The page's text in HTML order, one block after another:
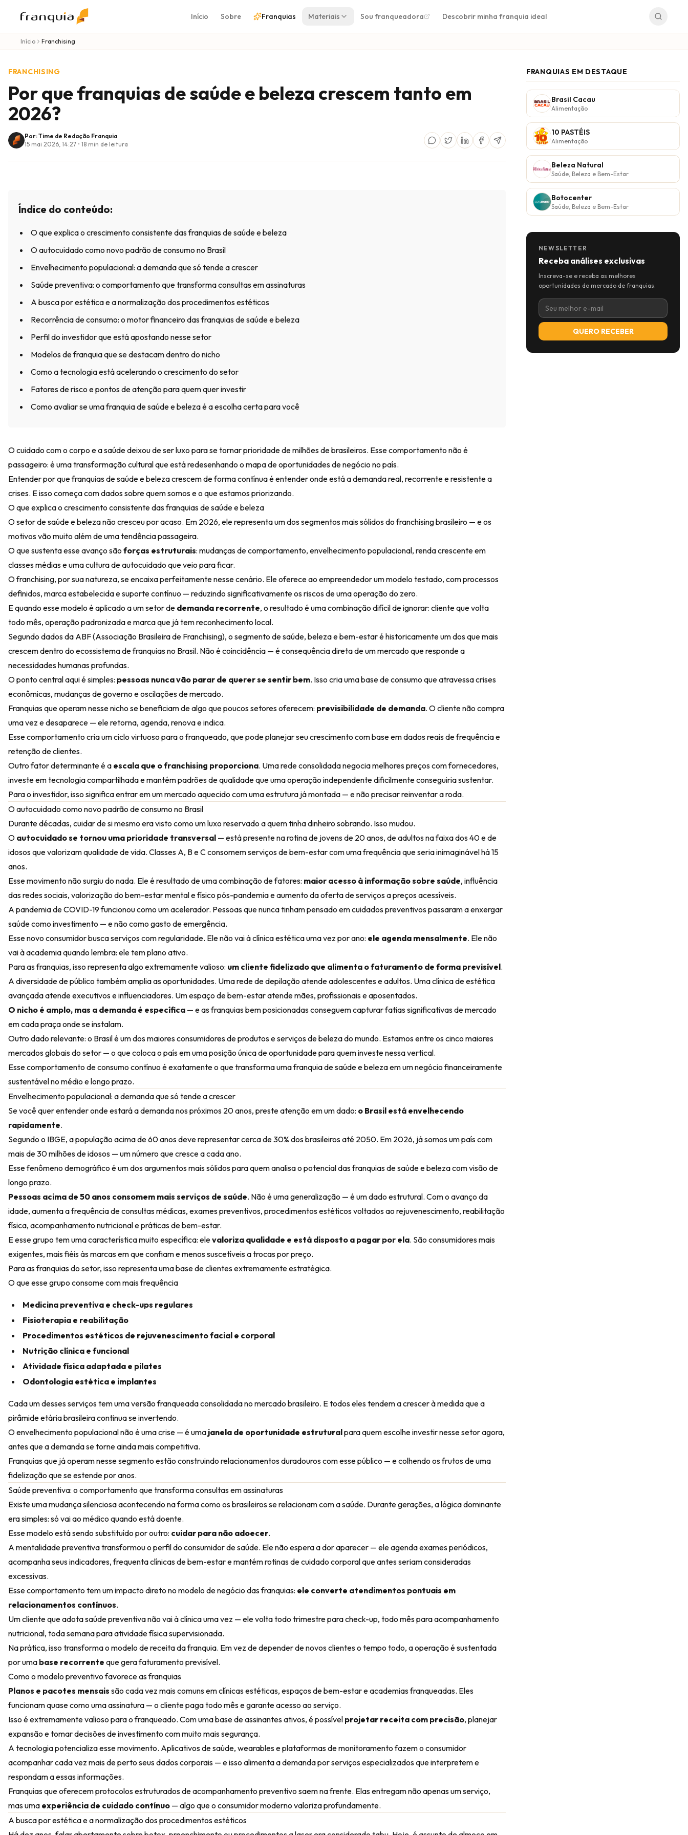
Início Sobre Franquias Materiais Sou franqueadora Descobrir minha franquia ideal
Início Franchising
FRANCHISING
Por que franquias de saúde e beleza crescem tanto em
2026?
Por: Time de Redação Franquia
15 mai 2026, 14:27 • 18 min de leitura
Índice do conteúdo:
O que explica o crescimento consistente das franquias de saúde e beleza
O autocuidado como novo padrão de consumo no Brasil
Envelhecimento populacional: a demanda que só tende a crescer
Saúde preventiva: o comportamento que transforma consultas em assinaturas
A busca por estética e a normalização dos procedimentos estéticos
Recorrência de consumo: o motor financeiro das franquias de saúde e beleza
Perfil do investidor que está apostando nesse setor
Modelos de franquia que se destacam dentro do nicho
Como a tecnologia está acelerando o crescimento do setor
Fatores de risco e pontos de atenção para quem quer investir
Como avaliar se uma franquia de saúde e beleza é a escolha certa para você
O cuidado com o corpo e a saúde deixou de ser luxo para se tornar prioridade de milhões de brasileiros. Esse comportamento não é
passageiro: é uma transformação cultural que está redesenhando o mapa de oportunidades de negócio no país.
Entender por que franquias de saúde e beleza crescem de forma contínua é entender onde está a demanda real, recorrente e resistente a
crises. E isso começa com dados sobre quem somos e o que estamos priorizando.
O que explica o crescimento consistente das franquias de saúde e beleza
O setor de saúde e beleza não cresceu por acaso. Em 2026, ele representa um dos segmentos mais sólidos do franchising brasileiro — e os
motivos vão muito além de uma tendência passageira.
O que sustenta esse avanço são forças estruturais: mudanças de comportamento, envelhecimento populacional, renda crescente em
classes médias e uma cultura de autocuidado que veio para ficar.
O franchising, por sua natureza, se encaixa perfeitamente nesse cenário. Ele oferece ao empreendedor um modelo testado, com processos
definidos, marca estabelecida e suporte contínuo — reduzindo significativamente os riscos de uma operação do zero.
E quando esse modelo é aplicado a um setor de demanda recorrente, o resultado é uma combinação difícil de ignorar: cliente que volta
todo mês, operação padronizada e marca que já tem reconhecimento local.
Segundo dados da ABF (Associação Brasileira de Franchising), o segmento de saúde, beleza e bem-estar é historicamente um dos que mais
crescem dentro do ecossistema de franquias no Brasil. Não é coincidência — é consequência direta de um mercado que responde a
necessidades humanas profundas.
O ponto central aqui é simples: pessoas nunca vão parar de querer se sentir bem. Isso cria uma base de consumo que atravessa crises
econômicas, mudanças de governo e oscilações de mercado.
Franquias que operam nesse nicho se beneficiam de algo que poucos setores oferecem: previsibilidade de demanda. O cliente não compra
uma vez e desaparece — ele retorna, agenda, renova e indica.
Esse comportamento cria um ciclo virtuoso para o franqueado, que pode planejar seu crescimento com base em dados reais de frequência e
retenção de clientes.
Outro fator determinante é a escala que o franchising proporciona. Uma rede consolidada negocia melhores preços com fornecedores,
investe em tecnologia compartilhada e mantém padrões de qualidade que uma operação independente dificilmente conseguiria sustentar.
Para o investidor, isso significa entrar em um mercado aquecido com uma estrutura já montada — e não precisar reinventar a roda.
O autocuidado como novo padrão de consumo no Brasil
Durante décadas, cuidar de si mesmo era visto como um luxo reservado a quem tinha dinheiro sobrando. Isso mudou.
O autocuidado se tornou uma prioridade transversal — está presente na rotina de jovens de 20 anos, de adultos na faixa dos 40 e de
idosos que valorizam qualidade de vida. Classes A, B e C consomem serviços de bem-estar com uma frequência que seria inimaginável há 15
anos.
Esse movimento não surgiu do nada. Ele é resultado de uma combinação de fatores: maior acesso à informação sobre saúde, influência
das redes sociais, valorização do bem-estar mental e físico pós-pandemia e aumento da oferta de serviços a preços acessíveis.
A pandemia de COVID-19 funcionou como um acelerador. Pessoas que nunca tinham pensado em cuidados preventivos passaram a enxergar
saúde como investimento — e não como gasto de emergência.
Esse novo consumidor busca serviços com regularidade. Ele não vai à clínica estética uma vez por ano: ele agenda mensalmente. Ele não
vai à academia quando lembra: ele tem plano ativo.
Para as franquias, isso representa algo extremamente valioso: um cliente fidelizado que alimenta o faturamento de forma previsível.
A diversidade de público também amplia as oportunidades. Uma rede de depilação atende adolescentes e adultos. Uma clínica de estética
avançada atende executivos e influenciadores. Um espaço de bem-estar atende mães, profissionais e aposentados.
O nicho é amplo, mas a demanda é específica — e as franquias bem posicionadas conseguem capturar fatias significativas de mercado
em cada praça onde se instalam.
Outro dado relevante: o Brasil é um dos maiores consumidores de produtos e serviços de beleza do mundo. Estamos entre os cinco maiores
mercados globais do setor — o que coloca o país em uma posição única de oportunidade para quem investe nessa vertical.
Esse comportamento de consumo contínuo é exatamente o que transforma uma franquia de saúde e beleza em um negócio financeiramente
sustentável no médio e longo prazo.
Envelhecimento populacional: a demanda que só tende a crescer
Se você quer entender onde estará a demanda nos próximos 20 anos, preste atenção em um dado: o Brasil está envelhecendo
rapidamente.
Segundo o IBGE, a população acima de 60 anos deve representar cerca de 30% dos brasileiros até 2050. Em 2026, já somos um país com
mais de 30 milhões de idosos — um número que cresce a cada ano.
Esse fenômeno demográfico é um dos argumentos mais sólidos para quem analisa o potencial das franquias de saúde e beleza com visão de
longo prazo.
Pessoas acima de 50 anos consomem mais serviços de saúde. Não é uma generalização — é um dado estrutural. Com o avanço da
idade, aumenta a frequência de consultas médicas, exames preventivos, procedimentos estéticos voltados ao rejuvenescimento, reabilitação
física, acompanhamento nutricional e práticas de bem-estar.
E esse grupo tem uma característica muito específica: elevaloriza qualidade e está disposto a pagar por ela. São consumidores mais
exigentes, mais fiéis às marcas em que confiam e menos suscetíveis a trocas por preço.
Para as franquias do setor, isso representa uma base de clientes extremamente estratégica.
O que esse grupo consome com mais frequência
Medicina preventiva e check-ups regulares
Fisioterapia e reabilitação
Procedimentos estéticos de rejuvenescimento facial e corporal
Nutrição clínica e funcional
Atividade física adaptada e pilates
Odontologia estética e implantes
Cada um desses serviços tem uma versão franqueada consolidada no mercado brasileiro. E todos eles tendem a crescer à medida que a
pirâmide etária brasileira continua se invertendo.
O envelhecimento populacional não é uma crise — é uma janela de oportunidade estruturalpara quem escolhe investir nesse setor agora,
antes que a demanda se torne ainda mais competitiva.
Franquias que já operam nesse segmento estão construindo relacionamentos duradouros com esse público — e colhendo os frutos de uma
fidelização que se estende por anos.
Saúde preventiva: o comportamento que transforma consultas em assinaturas
Existe uma mudança silenciosa acontecendo na forma como os brasileiros se relacionam com a saúde. Durante gerações, a lógica dominante
era simples: só vai ao médico quando está doente.
Esse modelo está sendo substituído por outro: cuidar para não adoecer.
A mentalidade preventiva transformou o perfil do consumidor de saúde. Ele não espera a dor aparecer — ele agenda exames periódicos,
acompanha seus indicadores, frequenta clínicas de bem-estar e mantém rotinas de cuidado corporal que antes seriam consideradas
excessivas.
Esse comportamento tem um impacto direto no modelo de negócio das franquias: ele converte atendimentos pontuais em
relacionamentos contínuos.
Um cliente que adota saúde preventiva não vai à clínica uma vez — ele volta todo trimestre para check-up, todo mês para acompanhamento
nutricional, toda semana para atividade física supervisionada.
Na prática, isso transforma o modelo de receita da franquia. Em vez de depender de novos clientes o tempo todo, a operação é sustentada
por uma base recorrente que gera faturamento previsível.
Como o modelo preventivo favorece as franquias
Planos e pacotes mensais são cada vez mais comuns em clínicas estéticas, espaços de bem-estar e academias franqueadas. Eles
funcionam quase como uma assinatura — o cliente paga todo mês e garante acesso ao serviço.
Isso é extremamente valioso para o franqueado. Com uma base de assinantes ativos, é possível projetar receita com precisão, planejar
expansão e tomar decisões de investimento com muito mais segurança.
A tecnologia potencializa esse movimento. Aplicativos de saúde, wearables e plataformas de monitoramento fazem o consumidor
acompanhar cada vez mais de perto seus dados corporais — e isso alimenta a demanda por serviços especializados que interpretem e
respondam a essas informações.
Franquias que oferecem protocolos estruturados de acompanhamento preventivo saem na frente. Elas entregam não apenas um serviço,
mas uma experiência de cuidado contínuo — algo que o consumidor moderno valoriza profundamente.
A busca por estética e a normalização dos procedimentos estéticos
FRANQUIAS EM DESTAQUE
Brasil Cacau
Alimentação
10 PASTÉIS
Alimentação
Beleza Natural
Saúde, Beleza e Bem-Estar
Botocenter
Saúde, Beleza e Bem-Estar
NEWSLETTER
Receba análises exclusivas
Inscreva-se e receba as melhores
oportunidades do mercado de franquias.
QUERO RECEBER